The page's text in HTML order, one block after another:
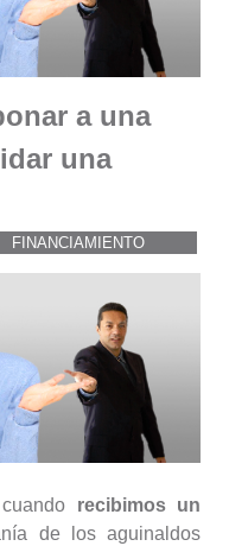
a una
una
FINANCIAMIENTO
recibimos un
de los aguinaldos